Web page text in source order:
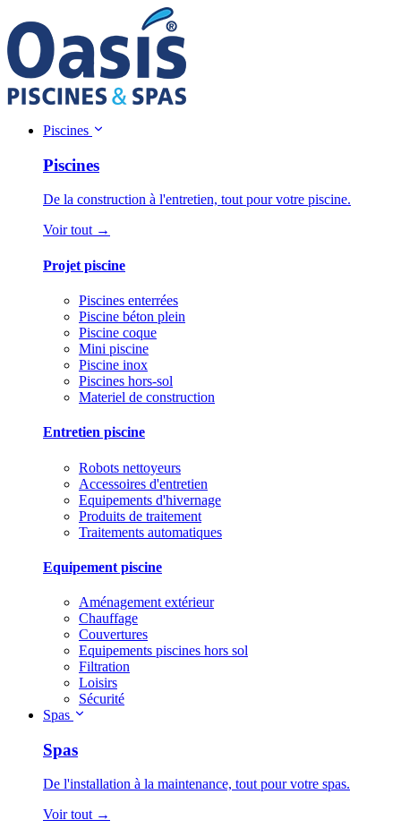
Piscines
Piscines
De la construction à l'entretien, tout pour votre piscine.
Voir tout →
Projet piscine
Piscines enterrées
Piscine béton plein
Piscine coque
Mini piscine
Piscine inox
Piscines hors-sol
Materiel de construction
Entretien piscine
Robots nettoyeurs
Accessoires d'entretien
Equipements d'hivernage
Produits de traitement
Traitements automatiques
Equipement piscine
Aménagement extérieur
Chauffage
Couvertures
Equipements piscines hors sol
Filtration
Loisirs
Sécurité
Spas
Spas
De l'installation à la maintenance, tout pour votre spas.
Voir tout →